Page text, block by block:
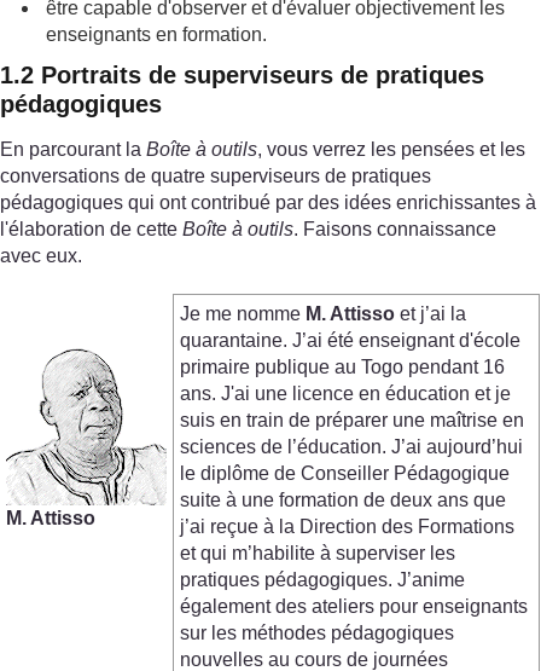
être capable d'observer et d'évaluer objectivement les
enseignants en formation.
1.2 Portraits de superviseurs de pratiques
pédagogiques
En parcourant la Boîte à outils, vous verrez les pensées et les
conversations de quatre superviseurs de pratiques
pédagogiques qui ont contribué par des idées enrichissantes à
l'élaboration de cette Boîte à outils. Faisons connaissance
avec eux.
M. Attisso
Je me nomme M. Attisso et j’ai la
quarantaine. J’ai été enseignant d'école
primaire publique au Togo pendant 16
ans. J'ai une licence en éducation et je
suis en train de préparer une maîtrise en
sciences de l’éducation. J’ai aujourd’hui
le diplôme de Conseiller Pédagogique
suite à une formation de deux ans que
j’ai reçue à la Direction des Formations
et qui m’habilite à superviser les
pratiques pédagogiques. J’anime
également des ateliers pour enseignants
sur les méthodes pédagogiques
nouvelles au cours de journées